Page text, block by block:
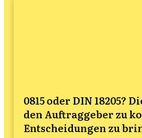
0815 oder DIN 18205?
den Auftraggeber zu
Entscheidungen zu